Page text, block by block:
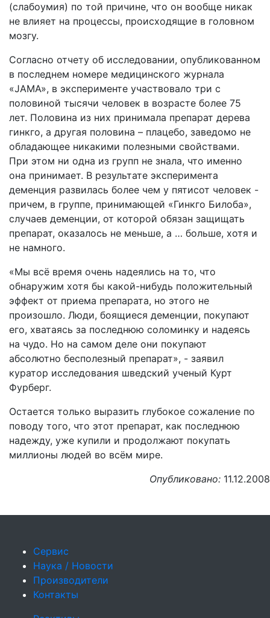
(слабоумия) по той причине, что он вообще никак
не влияет на процессы, происходящие в головном
мозгу.
Согласно отчету об исследовании, опубликованном
в последнем номере медицинского журнала
«JAMA», в эксперименте участвовало три с
половиной тысячи человек в возрасте более 75
лет. Половина из них принимала препарат дерева
гинкго, а другая половина – плацебо, заведомо не
обладающее никакими полезными свойствами.
При этом ни одна из групп не знала, что именно
она принимает. В результате эксперимента
деменция развилась более чем у пятисот человек -
причем, в группе, принимающей «Гинкго Билоба»,
случаев деменции, от которой обязан защищать
препарат, оказалось не меньше, а … больше, хотя и
не намного.
«Мы всё время очень надеялись на то, что
обнаружим хотя бы какой-нибудь положительный
эффект от приема препарата, но этого не
произошло. Люди, боящиеся деменции, покупают
его, хватаясь за последнюю соломинку и надеясь
на чудо. Но на самом деле они покупают
абсолютно бесполезный препарат», - заявил
куратор исследования шведский ученый Курт
Фурберг.
Остается только выразить глубокое сожаление по
поводу того, что этот препарат, как последнюю
надежду, уже купили и продолжают покупать
миллионы людей во всём мире.
Опубликовано: 11.12.2008
Сервис
Наука / Новости
Производители
Контакты